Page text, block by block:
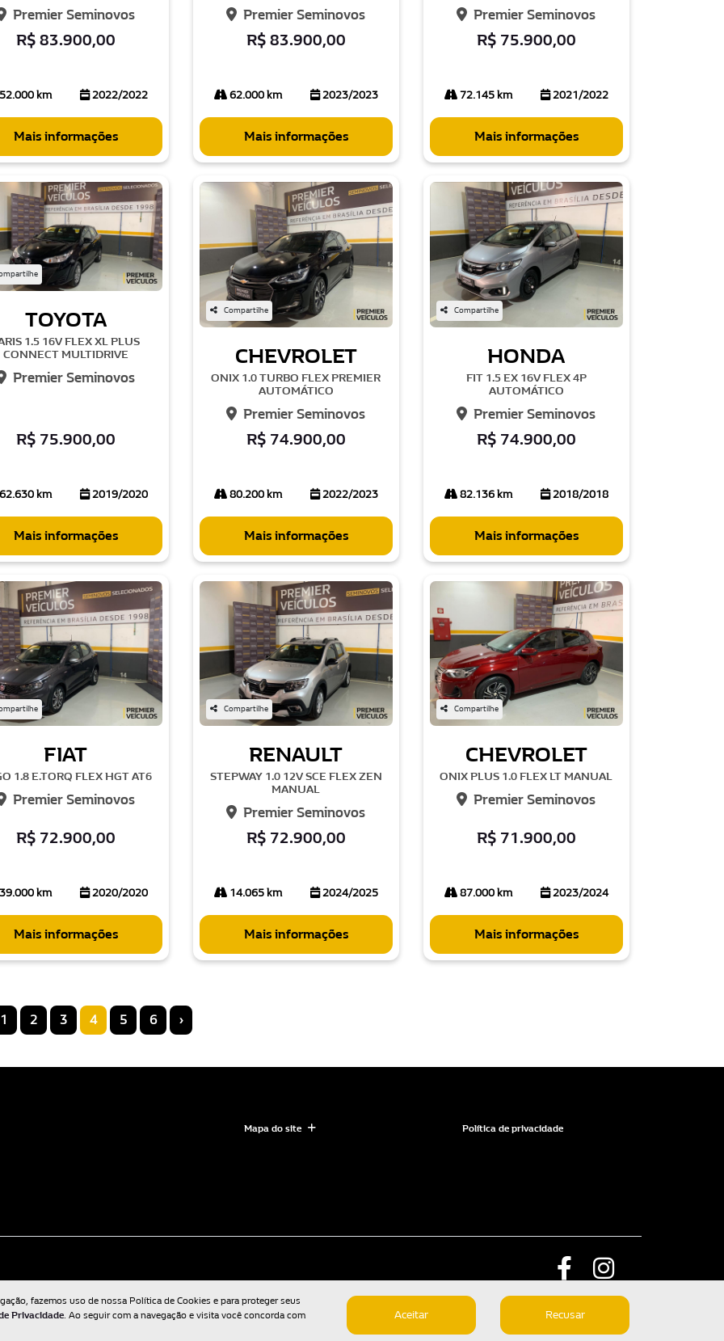
Premier Seminovos
R$ 83.900,00
km 2022/2022
Mais informações
Premier Seminovos
R$ 83.900,00
62.000 km 2023/2023
Mais informações
Premier Seminovos
R$ 75.900,00
72.145 km 2021/2022
Mais informações
TOYOTA
1.5 16V FLEX XL PLUS
CONNECT MULTIDRIVE
Premier Seminovos
R$ 75.900,00
km 2019/2020
Mais informações
Compartilhe
CHEVROLET
ONIX 1.0 TURBO FLEX PREMIER
AUTOMÁTICO
Premier Seminovos
R$ 74.900,00
80.200 km 2022/2023
Mais informações
Compartilhe
HONDA
FIT 1.5 EX 16V FLEX 4P
AUTOMÁTICO
Premier Seminovos
R$ 74.900,00
82.136 km 2018/2018
Mais informações
FIAT
1.8 E.TORQ FLEX HGT AT6
Premier Seminovos
R$ 72.900,00
km 2020/2020
Mais informações
Compartilhe
RENAULT
STEPWAY 1.0 12V SCE FLEX ZEN
MANUAL
Premier Seminovos
R$ 72.900,00
14.065 km 2024/2025
Mais informações
Compartilhe
CHEVROLET
ONIX PLUS 1.0 FLEX LT MANUAL
Premier Seminovos
R$ 71.900,00
87.000 km 2023/2024
Mais informações
1 2 3 4 5 6 ›
Mapa do site Política de privacidade
fazemos uso de nossa Política de Cookies e para proteger seus
Privacidade. Ao seguir com a navegação e visita você concorda com Aceitar Recusar